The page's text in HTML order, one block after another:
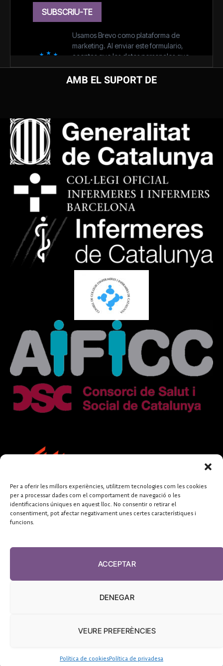
Per a oferir les millors experiències, utilitzem tecnologies com les cookies
per a processar dades com el comportament de navegació o les
identificacions úniques en aquest lloc. No consentir o retirar el
consentiment, pot afectar negativament unes certes característiques i
funcions.
ACCEPTAR
DENEGAR
VEURE PREFERÈNCIES
Política de cookiesPolítica de privadesa
AMB EL SUPORT DE
FUNDACIÓ